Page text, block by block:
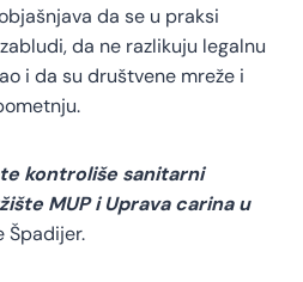
da se u praksi
da ne razlikuju legalnu
i da su društvene mreže i
kontroliše sanitarni
MUP i Uprava carina u
Špadijer.